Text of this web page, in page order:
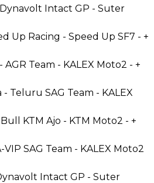
Intact GP - Suter
Up Racing - Speed Up SF7 - +
Team - KALEX Moto2 - +
Teluru SAG Team - KALEX
KTM Ajo - KTM Moto2 - +
VIP SAG Team - KALEX Moto2
Intact GP - Suter